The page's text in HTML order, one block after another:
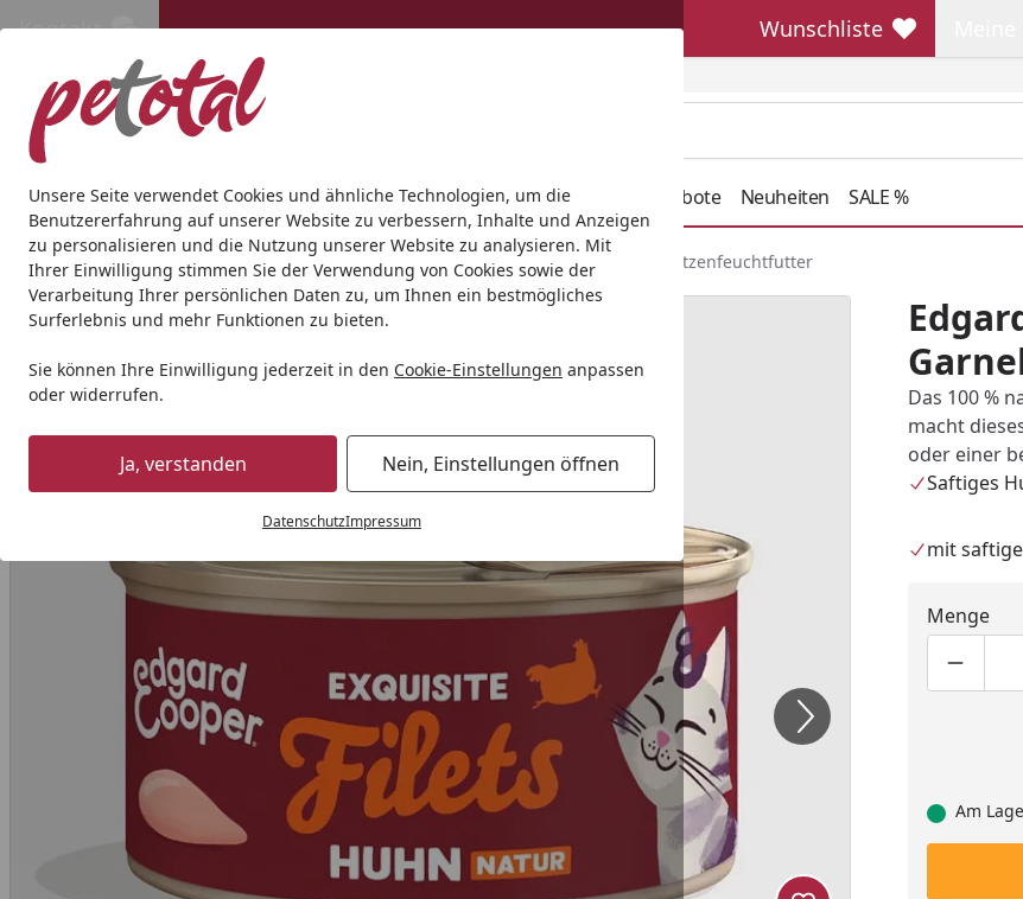
Unsere Seite verwendet Cookies und ähnliche Technologien, um die
Benutzererfahrung auf unserer Website zu verbessern, Inhalte und Anzeigen
zu personalisieren und die Nutzung unserer Website zu analysieren. Mit
Ihrer Einwilligung stimmen Sie der Verwendung von Cookies sowie der
Verarbeitung Ihrer persönlichen Daten zu, um Ihnen ein bestmögliches
Surferlebnis und mehr Funktionen zu bieten.
Sie können Ihre Einwilligung jederzeit in den Cookie-Einstellungen anpassen
oder widerrufen.
Ja, verstanden Nein, Einstellungen öffnen
DatenschutzImpressum
Kontakt Wunschliste
Wunschliste
Hund Katze Aquaristik Teich Andere Tierarten Geschenkideen Angebote Neuheiten SALE %
Startseite
Katze Katzennassfutter Edgard&Cooper Frisches Huhn und Garnele 70g Katzenfeuchtfutter
Das 100 %
macht
oder einer
Saftiges
mit
Menge
Am